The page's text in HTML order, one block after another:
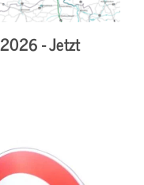
- Jetzt